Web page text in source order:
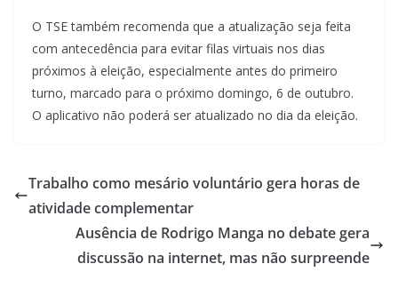
O TSE também recomenda que a atualização seja feita
com antecedência para evitar filas virtuais nos dias
próximos à eleição, especialmente antes do primeiro
turno, marcado para o próximo domingo, 6 de outubro.
O aplicativo não poderá ser atualizado no dia da eleição.
Trabalho como mesário voluntário gera horas de
atividade complementar
Ausência de Rodrigo Manga no debate gera
discussão na internet, mas não surpreende